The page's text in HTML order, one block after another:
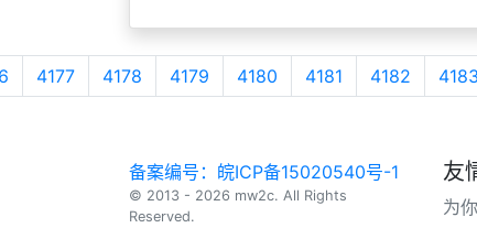
4177 4178 4179 4180 4181 4182 4183
备案编号：皖ICP备15020540号-1
© 2013 - 2026 mw2c. All Rights
Reserved.
友
为